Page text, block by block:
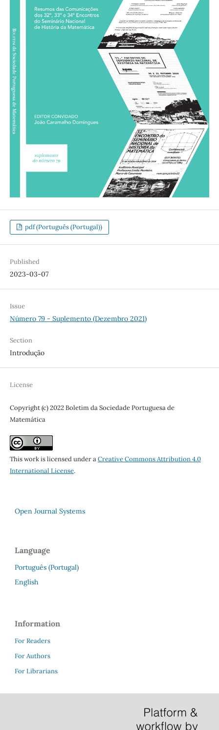
pdf (Português (Portugal))
Published
2023-03-07
Issue
Número 79 - Suplemento (Dezembro 2021)
Section
Introdução
License
Copyright (c) 2022 Boletim da Sociedade Portuguesa de
Matemática
This work is licensed under aCreative Commons Attribution 4.0
International License.
Open Journal Systems
Language
Português (Portugal)
English
Information
For Readers
For Authors
For Librarians